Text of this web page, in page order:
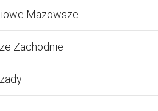
Mazowsze
Zachodnie